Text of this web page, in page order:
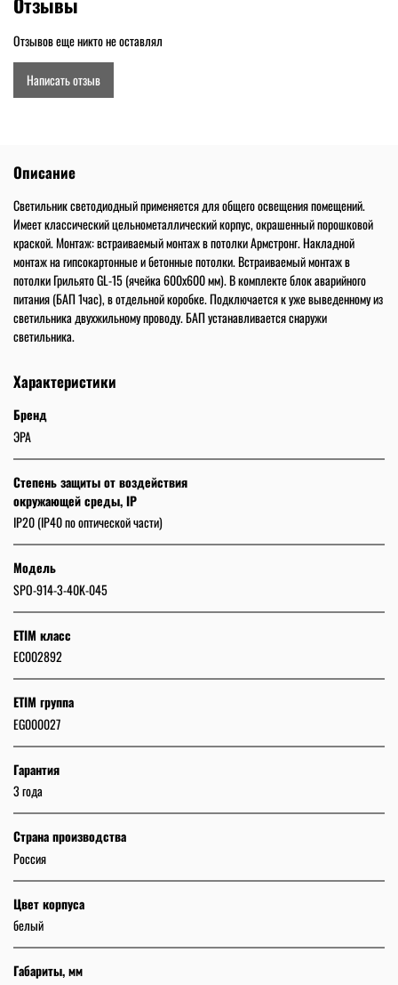
Отзывов еще никто не оставлял
Написать отзыв
Описание
Светильник светодиодный применяется для общего освещения помещений.
Имеет классический цельнометаллический корпус, окрашенный порошковой
краской. Монтаж: встраиваемый монтаж в потолки Армстронг. Накладной
монтаж на гипсокартонные и бетонные потолки. Встраиваемый монтаж в
потолки Грильято GL-15 (ячейка 600х600 мм). В комплекте блок аварийного
питания (БАП 1час), в отдельной коробке. Подключается к уже выведенному из
светильника двухжильному проводу. БАП устанавливается снаружи
светильника.
Характеристики
Бренд
ЭРА
Степень защиты от воздействия
окружающей среды, IP
IP20 (IP40 по оптической части)
Модель
SPO-914-3-40K-045
ETIM класс
EC002892
ETIM группа
EG000027
Гарантия
3 года
Страна производства
Россия
Цвет корпуса
белый
Габариты, мм